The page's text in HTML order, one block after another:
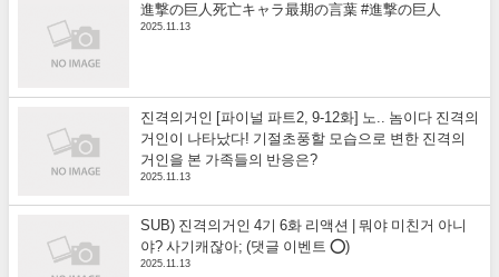
進撃の巨人死亡キャラ最期の言葉 #進撃の巨人
2025.11.13
진격의거인 [파이널 파트2, 9-12화] 노.. 놈이다 진격의
거인이 나타났다! 기절초풍할 모습으로 변한 진격의
거인을 본 가족들의 반응은?
2025.11.13
SUB) 진격의거인 4기 6화 리액션 | 뭐야 미친거 아니
야? 사기캐잖아; (댓글 이벤트 ⭕)
2025.11.13